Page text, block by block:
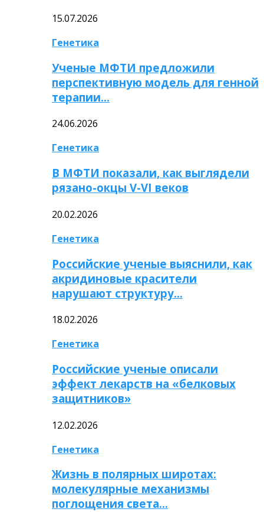
15.07.2026
Генетика
Ученые МФТИ предложили
перспективную модель для генной
терапии…
24.06.2026
Генетика
В МФТИ показали, как выглядели
рязано-окцы V-VI веков
20.02.2026
Генетика
Российские ученые выяснили, как
акридиновые красители
нарушают структуру…
18.02.2026
Генетика
Российские ученые описали
эффект лекарств на «белковых
защитников»
12.02.2026
Генетика
Жизнь в полярных широтах:
молекулярные механизмы
поглощения света…